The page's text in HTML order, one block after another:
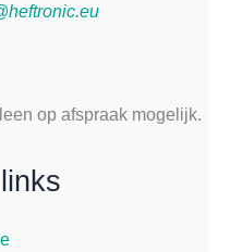
op afspraak mogelijk.